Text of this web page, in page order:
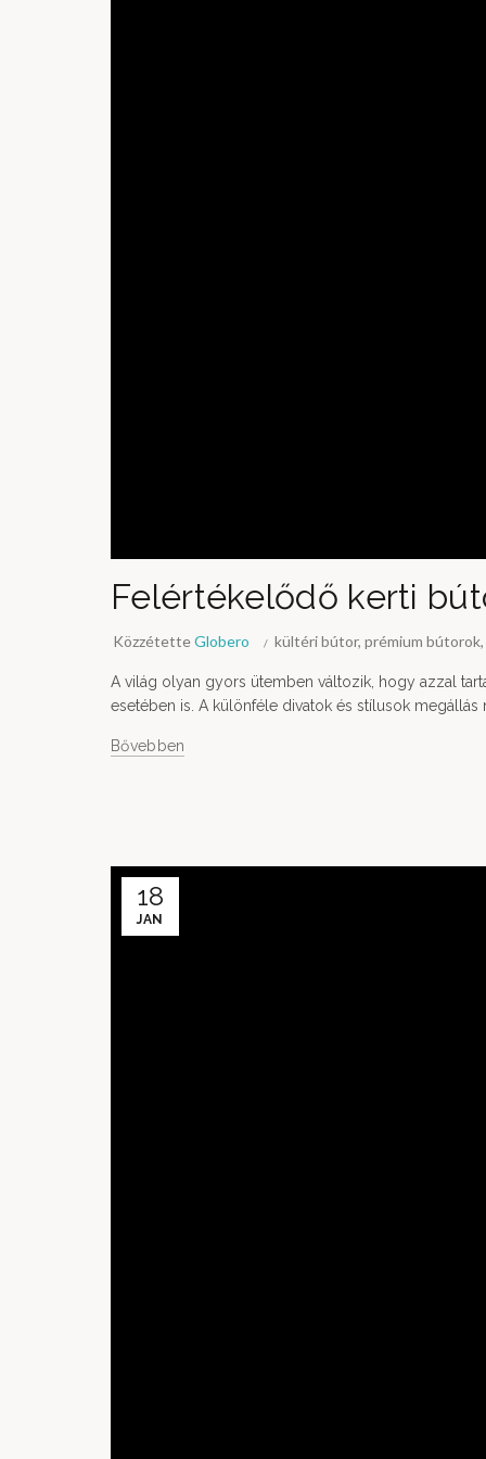
Felértékelődő kerti
KözzétetteGlobero kültéri bútor, prémium bútorok,
A világ olyan gyors ütemben változik, hogy azzal
esetében is. A különféle divatok és stílusok megállás
Bővebben
18
JAN